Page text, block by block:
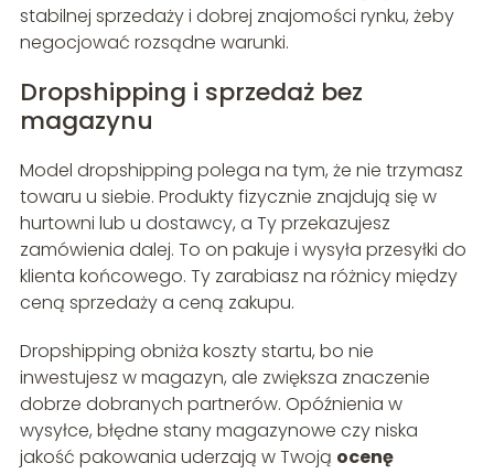
stabilnej sprzedaży i dobrej znajomości rynku, żeby
negocjować rozsądne warunki.
Dropshipping i sprzedaż bez
magazynu
Model dropshipping polega na tym, że nie trzymasz
towaru u siebie. Produkty fizycznie znajdują się w
hurtowni lub u dostawcy, a Ty przekazujesz
zamówienia dalej. To on pakuje i wysyła przesyłki do
klienta końcowego. Ty zarabiasz na różnicy między
ceną sprzedaży a ceną zakupu.
Dropshipping obniża koszty startu, bo nie
inwestujesz w magazyn, ale zwiększa znaczenie
dobrze dobranych partnerów. Opóźnienia w
wysyłce, błędne stany magazynowe czy niska
jakość pakowania uderzają w Twoją ocenę